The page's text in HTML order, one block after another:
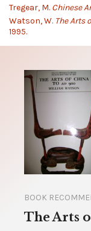
Tregear, M. Chinese
Watson, W. The Arts
1995.
BOOK
The Arts